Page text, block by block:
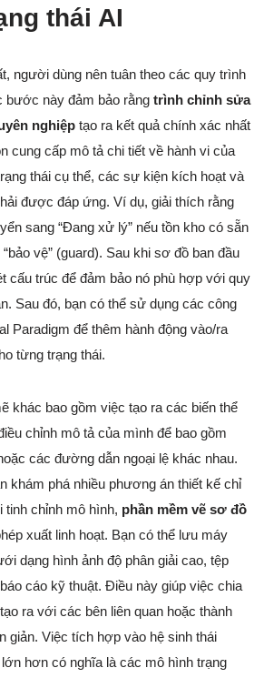
thái AI
người dùng nên tuân theo các quy trình
bước này đảm bảo rằng trình chỉnh sửa
nghiệp tạo ra kết quả chính xác nhất
cung cấp mô tả chi tiết về hành vi của
thái cụ thể, các sự kiện kích hoạt và
được đáp ứng. Ví dụ, giải thích rằng
sang “Đang xử lý” nếu tồn kho có sẵn
vệ” (guard). Sau khi sơ đồ ban đầu
cấu trúc để đảm bảo nó phù hợp với quy
Sau đó, bạn có thể sử dụng các công
Paradigm để thêm hành động vào/ra
từng trạng thái.
khác bao gồm việc tạo ra các biến thể
chỉnh mô tả của mình để bao gồm
các đường dẫn ngoại lệ khác nhau.
khám phá nhiều phương án thiết kế chỉ
tinh chỉnh mô hình, phần mềm vẽ sơ đồ
xuất linh hoạt. Bạn có thể lưu máy
dạng hình ảnh độ phân giải cao, tệp
cáo kỹ thuật. Điều này giúp việc chia
ra với các bên liên quan hoặc thành
giản. Việc tích hợp vào hệ sinh thái
hơn có nghĩa là các mô hình trạng